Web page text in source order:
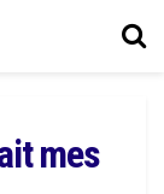
mes